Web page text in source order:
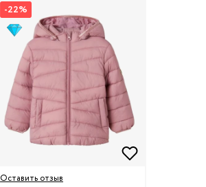
-22%
Оставить отзыв